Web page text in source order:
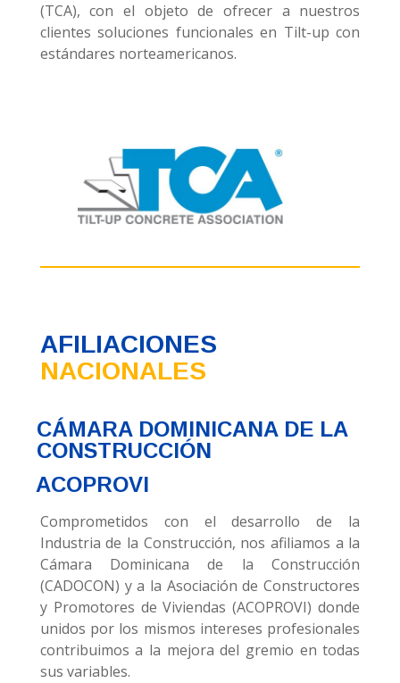
(TCA), con el objeto de ofrecer a nuestros
clientes soluciones funcionales en Tilt-up con
estándares norteamericanos.
AFILIACIONES
NACIONALES
CÁMARA DOMINICANA DE LA
CONSTRUCCIÓN
ACOPROVI
Comprometidos con el desarrollo de la
Industria de la Construcción, nos afiliamos a la
Cámara Dominicana de la Construcción
(CADOCON) y a la Asociación de Constructores
y Promotores de Viviendas (ACOPROVI) donde
unidos por los mismos intereses profesionales
contribuimos a la mejora del gremio en todas
sus variables.